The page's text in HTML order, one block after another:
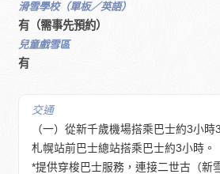
滑雪學校（單板／英語）
有（需事先預約）
兒童戲雪區
有
交通
（一）從新千歲機場搭乘巴士約3小
札幌站前巴士總站搭乘巴士約3小時。
*提供穿梭巴士服務，連接二世古（新